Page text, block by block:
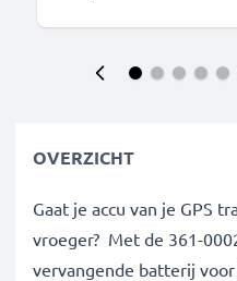
OVERZICHT
Gaat je accu van je GPS
vroeger? Met de 361-
vervangende batterij